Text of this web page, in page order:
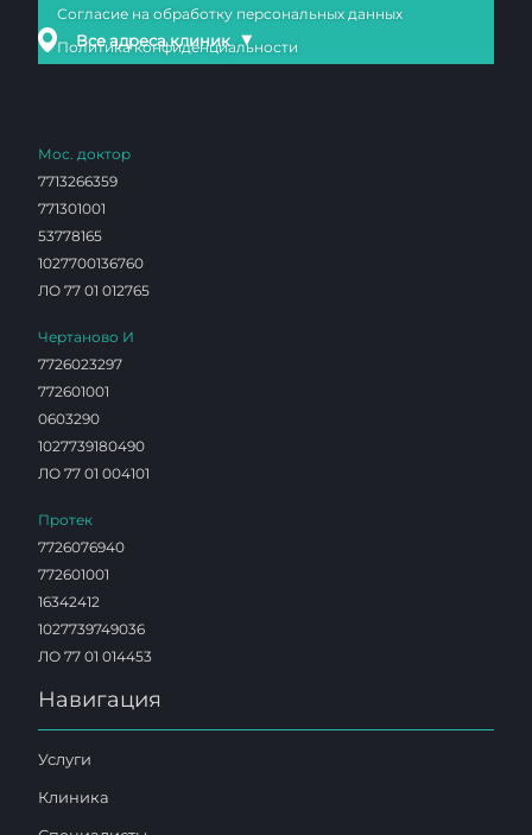
Все адреса клиник ▼
Согласие на обработку персональных данных
Политика конфиденциальности
Мос. доктор
7713266359
771301001
53778165
1027700136760
ЛО 77 01 012765
Чертаново И
7726023297
772601001
0603290
1027739180490
ЛО 77 01 004101
Протек
7726076940
772601001
16342412
1027739749036
ЛО 77 01 014453
Навигация
Услуги
Клиника